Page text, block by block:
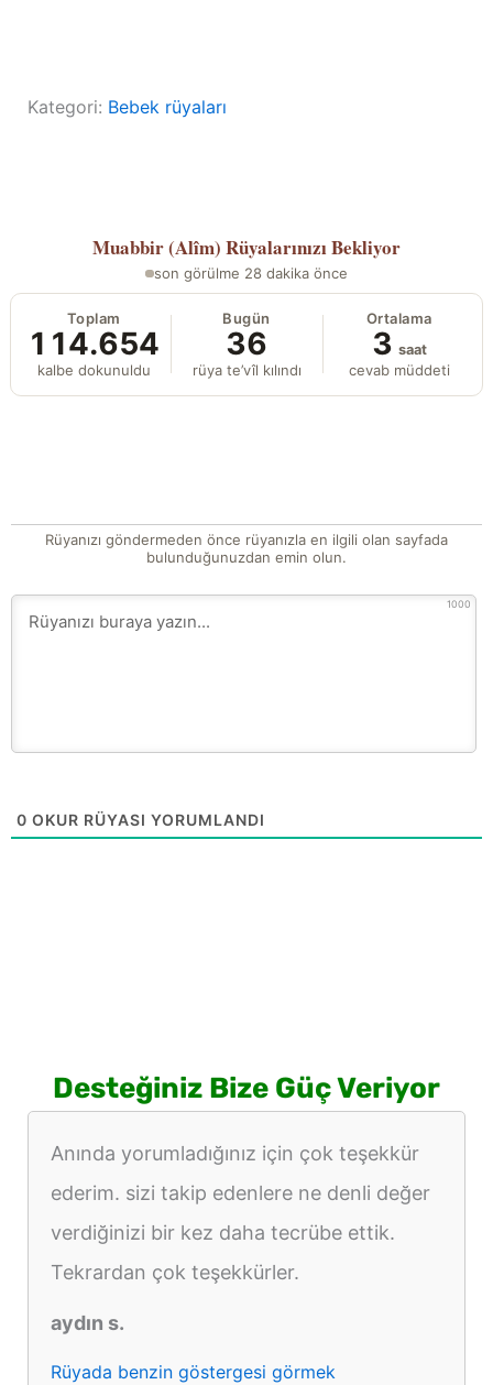
Kategori: Bebek rüyaları
Muabbir (Alîm) Rüyalarınızı Bekliyor
son görülme 28 dakika önce
Toplam
114.654
kalbe dokunuldu
Bugün
36
rüya te’vîl kılındı
Ortalama
3 saat
cevab müddeti
Rüyanızı göndermeden önce rüyanızla en ilgili olan sayfada
bulunduğunuzdan emin olun.
1000
0 OKUR RÜYASI YORUMLANDI
Desteğiniz Bize Güç Veriyor
Anında yorumladığınız için çok teşekkür
ederim. sizi takip edenlere ne denli değer
verdiğinizi bir kez daha tecrübe ettik.
Tekrardan çok teşekkürler.
aydın s.
Rüyada benzin göstergesi görmek